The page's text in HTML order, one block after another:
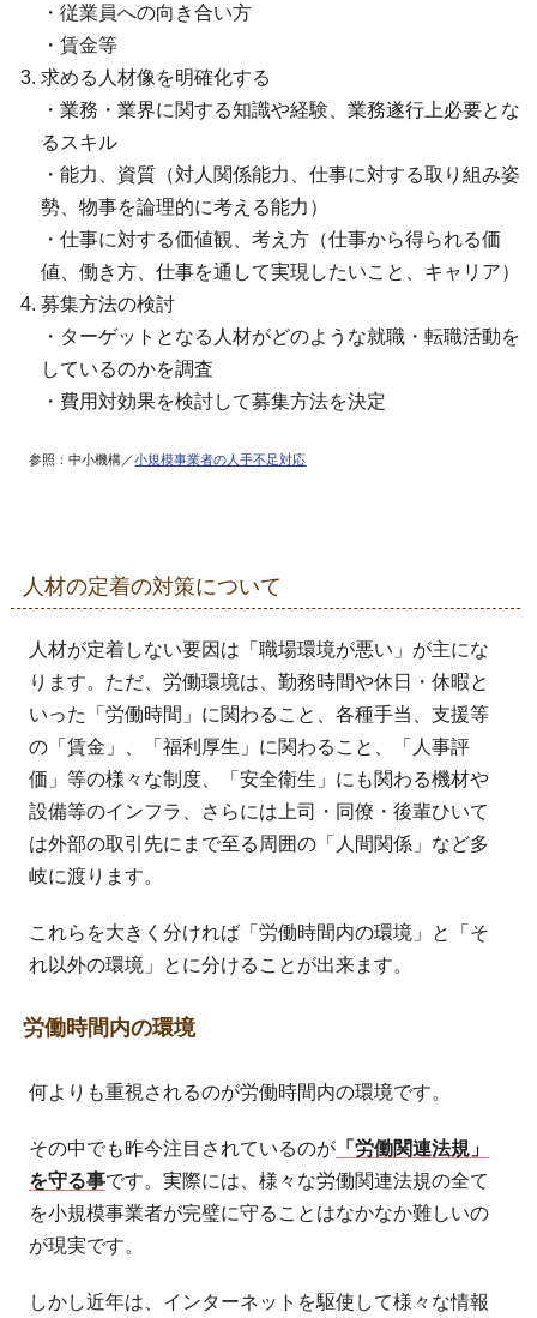
・従業員への向き合い方
・賃金等
求める人材像を明確化する
・業務・業界に関する知識や経験、業務遂行上必要とな
るスキル
・能力、資質（対人関係能力、仕事に対する取り組み姿
勢、物事を論理的に考える能力）
・仕事に対する価値観、考え方（仕事から得られる価
値、働き方、仕事を通して実現したいこと、キャリア）
募集方法の検討
・ターゲットとなる人材がどのような就職・転職活動を
しているのかを調査
・費用対効果を検討して募集方法を決定
参照：中小機構／小規模事業者の人手不足対応
人材の定着の対策について
人材が定着しない要因は「職場環境が悪い」が主にな
ります。ただ、労働環境は、勤務時間や休日・休暇と
いった「労働時間」に関わること、各種手当、支援等
の「賃金」、「福利厚生」に関わること、「人事評
価」等の様々な制度、「安全衛生」にも関わる機材や
設備等のインフラ、さらには上司・同僚・後輩ひいて
は外部の取引先にまで至る周囲の「人間関係」など多
岐に渡ります。
これらを大きく分ければ「労働時間内の環境」と「そ
れ以外の環境」とに分けることが出来ます。
労働時間内の環境
何よりも重視されるのが労働時間内の環境です。
その中でも昨今注目されているのが 「労働関連法規」
を守る事です。実際には、様々な労働関連法規の全て
を小規模事業者が完璧に守ることはなかなか難しいの
が現実です。
しかし近年は、インターネットを駆使して様々な情報